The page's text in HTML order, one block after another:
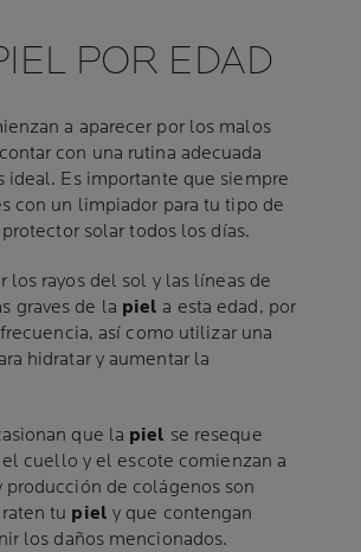
POR EDAD
a aparecer por los malos
con una rutina adecuada
ideal. Es importante que siempre
con un limpiador para tu tipo de
solar todos los días.
los rayos del sol y las líneas de
graves de la piel a esta edad, por
así como utilizar una
hidratar y aumentar la
que la piel se reseque
cuello y el escote comienzan a
de colágenos son
tu piel y que contengan
los daños mencionados.